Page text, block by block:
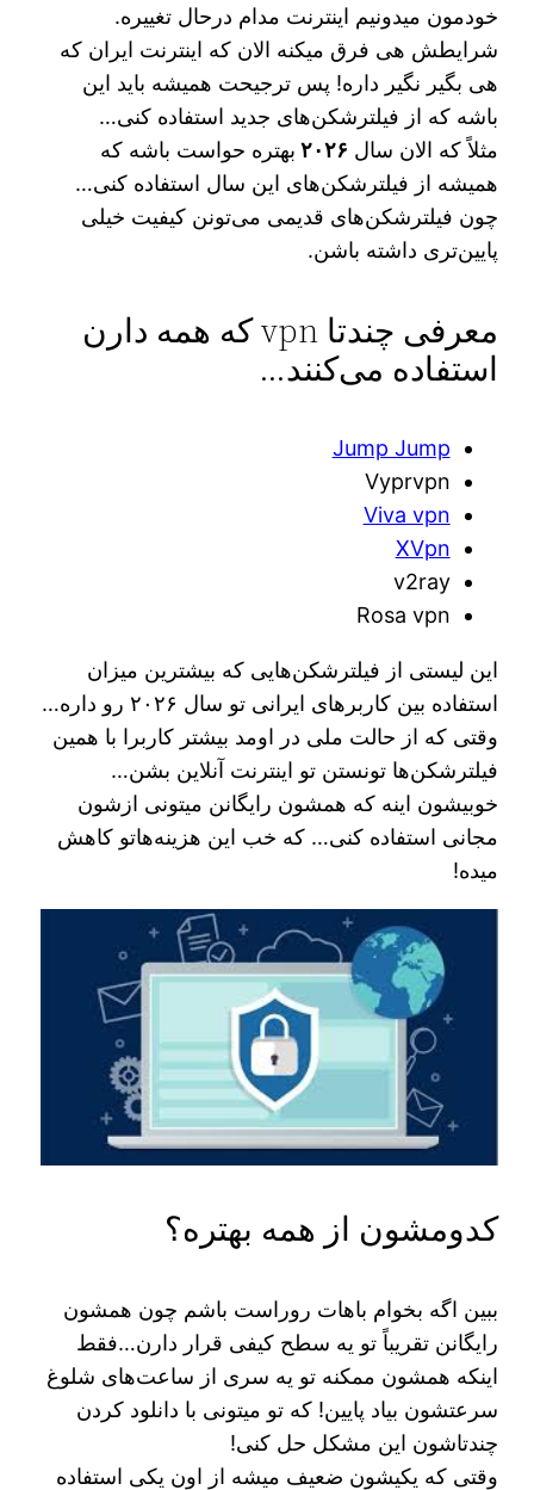
خودمون میدونیم اینترنت مدام درحال تغییره.
شرایطش هی فرق میکنه الان که اینترنت ایران که
هی بگیر نگیر داره! پس ترجیحت همیشه باید این
باشه که از فیلترشکن‌های جدید استفاده کنی…
مثلاً که الان سال ۲۰۲۶ بهتره حواست باشه که
همیشه از فیلترشکن‌های این‌ سال استفاده کنی…
چون فیلترشکن‌های قدیمی می‌تونن کیفیت خیلی
پایین‌تری داشته باشن.
معرفی چندتا vpn که همه دارن
استفاده می‌کنند…
Jump Jump
Vyprvpn
Viva vpn
XVpn
‌v2ray
Rosa vpn
این لیستی از فیلترشکن‌هایی که بیشترین میزان
استفاده بین کاربرهای ایرانی تو سال ۲۰۲۶ رو داره…
وقتی که از حالت ملی در اومد بیشتر کاربرا با همین
فیلترشکن‌ها تونستن تو اینترنت آنلاین بشن…
خوبیشون اینه که همشون رایگانن میتونی ازشون
مجانی استفاده کنی… که خب این هزینه‌هاتو کاهش
میده!
کدومشون از همه بهتره؟
ببین اگه بخوام باهات روراست باشم چون همشون
رایگانن تقریباً تو یه سطح کیفی قرار دارن…فقط
اینکه همشون ممکنه تو یه سری از ساعت‌های شلوغ
سرعتشون بیاد پایین! که تو میتونی با دانلود کردن
چندتاشون این مشکل حل کنی!
وقتی که یکیشون ضعیف میشه از اون یکی استفاده